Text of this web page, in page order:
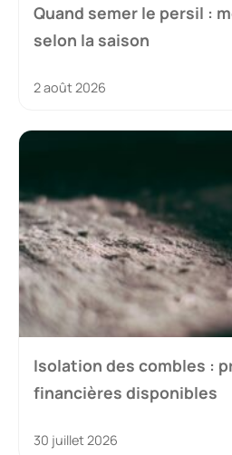
Quand semer le persil :
selon la saison
2 août 2026
Isolation des combles :
financières disponibles
30 juillet 2026